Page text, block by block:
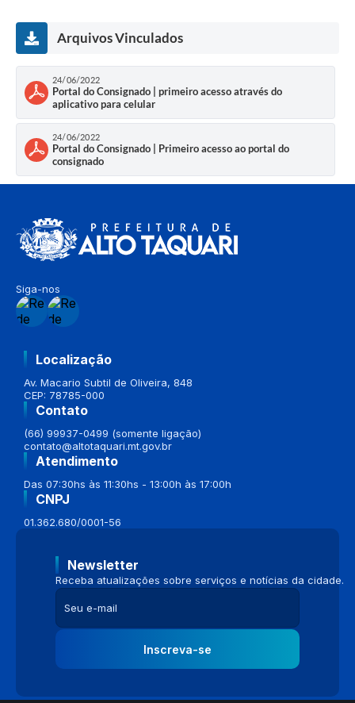
Arquivos Vinculados
24/06/2022
Portal do Consignado | primeiro acesso através do
aplicativo para celular
24/06/2022
Portal do Consignado | Primeiro acesso ao portal do
consignado
Siga-nos
Localização
Av. Macario Subtil de Oliveira, 848
CEP: 78785-000
Contato
(66) 99937-0499 (somente ligação)
contato@altotaquari.mt.gov.br
Atendimento
Das 07:30hs às 11:30hs - 13:00h às 17:00h
CNPJ
01.362.680/0001-56
Newsletter
Receba atualizações sobre serviços e notícias da cidade.
Inscreva-se